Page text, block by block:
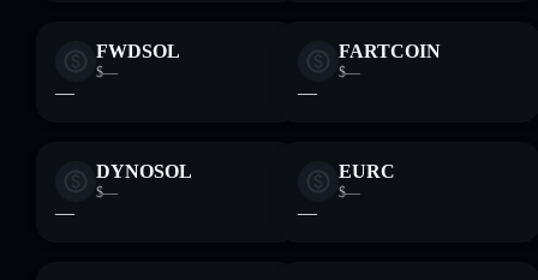
FWDSOL
$—
—
FARTCOIN
$—
—
DYNOSOL
$—
—
EURC
$—
—